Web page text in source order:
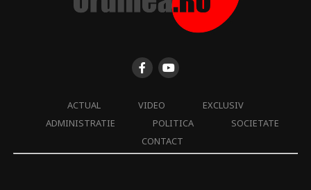
ACTUAL VIDEO
EXCLUSIV
ADMINISTRATIE
POLITICA
SOCIETATE
CONTACT